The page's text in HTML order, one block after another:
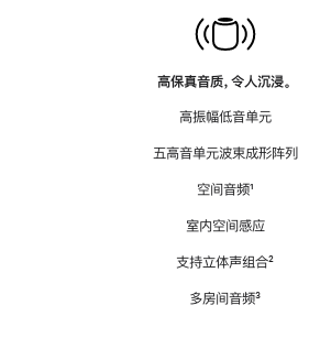
高保真音质，令人沉浸。
高振幅低音单元
五高音单元波束成形阵列
空间音频脚
¹
室内空间感应
支持立体声组合脚
²
多房间音频脚
³